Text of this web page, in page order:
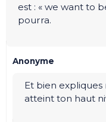
est : « we want to
pourra.
Anonyme
Et bien expliques
atteint ton haut